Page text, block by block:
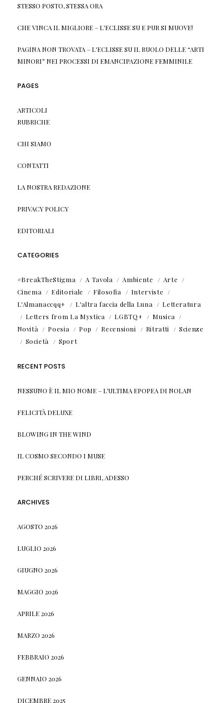
STESSO POSTO, STESSA ORA
CHE VINCA IL MIGLIORE – L'ECLISSESU E PUR SI MUOVE!
PAGINA NON TROVATA – L'ECLISSESU IL RUOLO DELLE “ARTI
MINORI” NEI PROCESSI DI EMANCIPAZIONE FEMMINILE
PAGES
ARTICOLI
RUBRICHE
CHI SIAMO
CONTATTI
LA NOSTRA REDAZIONE
PRIVACY POLICY
EDITORIALI
CATEGORIES
#BreakTheStigma A Tavola Ambiente
Arte
Cinema
Editoriale Filosofia
Interviste
L'Almanaccqq+
L'altra faccia della Luna
Letteratura
Letters from La Mystica
LGBTQ+
Musica
Novità
Poesia Pop Recensioni Ritratti
Scienze
Società
Sport
RECENT POSTS
NESSUNO È IL MIO NOME – L’ULTIMA EPOPEA DI NOLAN
FELICITÀ DELUXE
BLOWING IN THE WIND
IL COSMO SECONDO I MUSE
PERCHÉ SCRIVERE DI LIBRI, ADESSO
ARCHIVES
AGOSTO 2026
LUGLIO 2026
GIUGNO 2026
MAGGIO 2026
APRILE 2026
MARZO 2026
FEBBRAIO 2026
GENNAIO 2026
DICEMBRE 2025